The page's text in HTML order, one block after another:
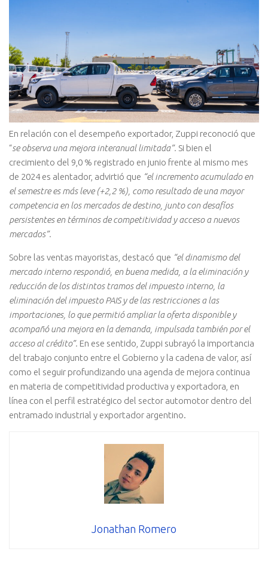
En relación con el desempeño exportador, Zuppi reconoció que
“se observa una mejora interanual limitada”. Si bien el
crecimiento del 9,0 % registrado en junio frente al mismo mes
de 2024 es alentador, advirtió que “el incremento acumulado en
el semestre es más leve (+2,2 %), como resultado de una mayor
competencia en los mercados de destino, junto con desafíos
persistentes en términos de competitividad y acceso a nuevos
mercados”.
Sobre las ventas mayoristas, destacó que “el dinamismo del
mercado interno respondió, en buena medida, a la eliminación y
reducción de los distintos tramos del impuesto interno, la
eliminación del impuesto PAIS y de las restricciones a las
importaciones, lo que permitió ampliar la oferta disponible y
acompañó una mejora en la demanda, impulsada también por el
acceso al crédito”. En ese sentido, Zuppi subrayó la importancia
del trabajo conjunto entre el Gobierno y la cadena de valor, así
como el seguir profundizando una agenda de mejora continua
en materia de competitividad productiva y exportadora, en
línea con el perfil estratégico del sector automotor dentro del
entramado industrial y exportador argentino.
Jonathan Romero